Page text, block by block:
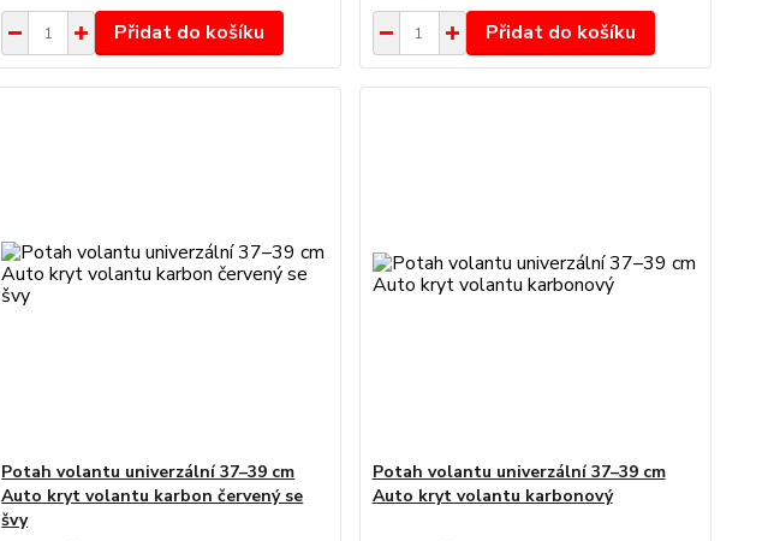
Přidat do košíku Přidat do košíku
Potah volantu univerzální 37–39 cm
Auto kryt volantu karbon červený se
švy
Potah volantu univerzální 37–39 cm
Auto kryt volantu karbonový